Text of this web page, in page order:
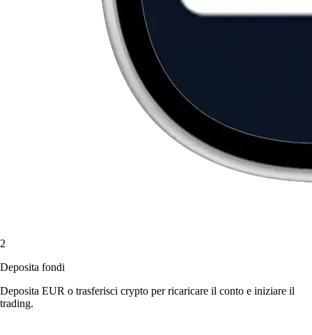
2
Deposita fondi
Deposita EUR o trasferisci crypto per ricaricare il conto e iniziare il
trading.